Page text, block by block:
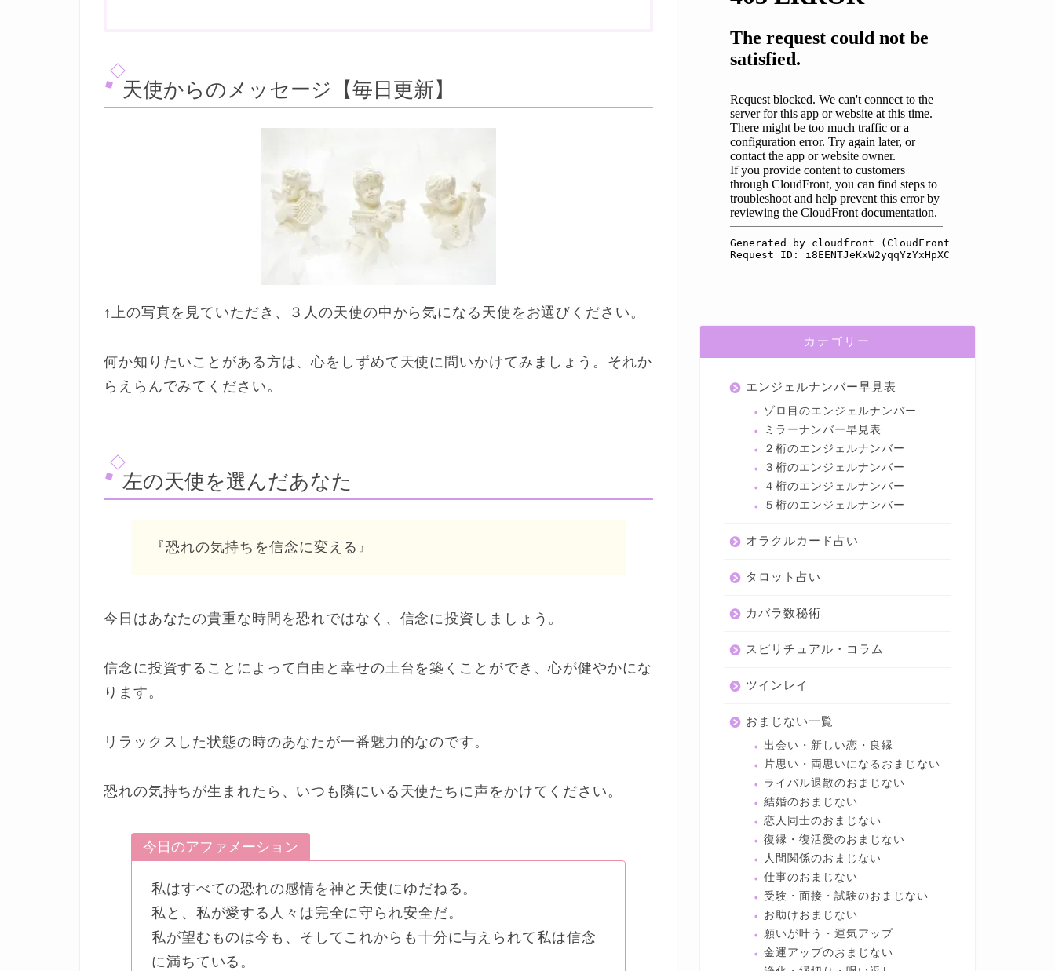
天使からのメッセージ【毎日更新】
↑上の写真を見ていただき、３人の天使の中から気になる天使をお選びください。
何か知りたいことがある方は、心をしずめて天使に問いかけてみましょう。それか
らえらんでみてください。
左の天使を選んだあなた
『恐れの気持ちを信念に変える』
今日はあなたの貴重な時間を恐れではなく、信念に投資しましょう。
信念に投資することによって自由と幸せの土台を築くことができ、心が健やかにな
ります。
リラックスした状態の時のあなたが一番魅力的なのです。
恐れの気持ちが生まれたら、いつも隣にいる天使たちに声をかけてください。
今日のアファメーション
私はすべての恐れの感情を神と天使にゆだねる。
私と、私が愛する人々は完全に守られ安全だ。
私が望むものは今も、そしてこれからも十分に与えられて私は信念
に満ちている。
カテゴリー
エンジェルナンバー早見表
ゾロ目のエンジェルナンバー
ミラーナンバー早見表
２桁のエンジェルナンバー
３桁のエンジェルナンバー
４桁のエンジェルナンバー
５桁のエンジェルナンバー
オラクルカード占い
タロット占い
カバラ数秘術
スピリチュアル・コラム
ツインレイ
おまじない一覧
出会い・新しい恋・良縁
片思い・両思いになるおまじない
ライバル退散のおまじない
結婚のおまじない
恋人同士のおまじない
復縁・復活愛のおまじない
人間関係のおまじない
仕事のおまじない
受験・面接・試験のおまじない
お助けおまじない
願いが叶う・運気アップ
金運アップのおまじない